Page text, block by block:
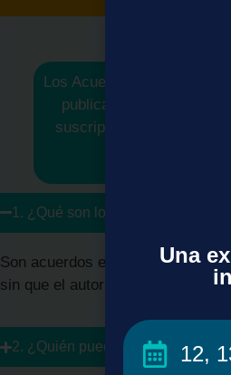
Los Acuerdos
publicación en acceso
suscripción y
1. ¿Qué son los Acuerdos
Son acuerdos entre el
sin que el autor pague costos de
2. ¿Quién puede acceder a este
Una
12,